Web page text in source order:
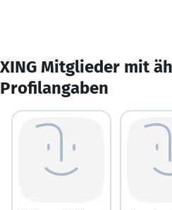
XING Mitglieder mit
Profilangaben